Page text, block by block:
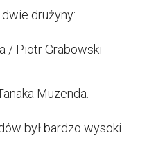
dwie drużyny:
/ Piotr Grabowski
Muzenda.
był bardzo wysoki.